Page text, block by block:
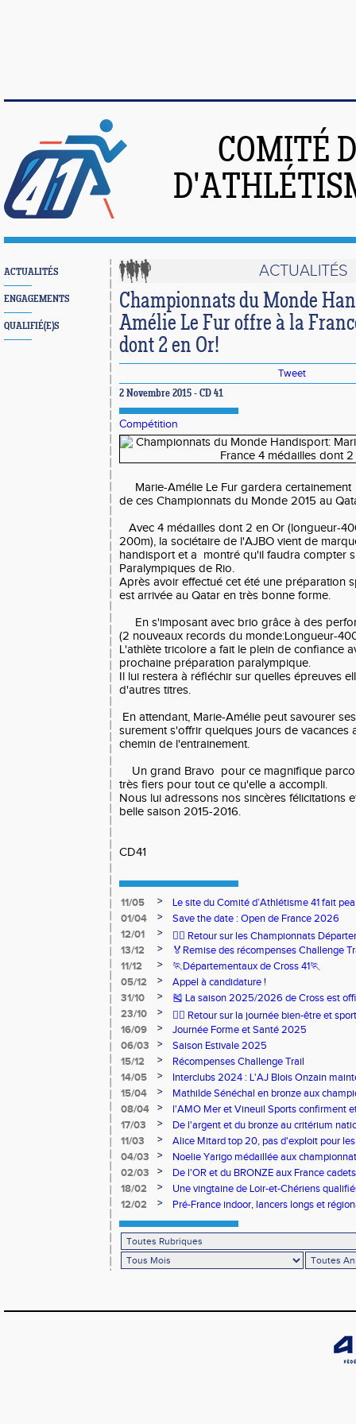
COMITÉ
ACTUALITÉS
ENGAGEMENTS
QUALIFIÉ(E)S
ACTUALITÉS
Championnats du Monde
Amélie Le Fur offre à la
dont 2 en Or!
Tweet
2 Novembre 2015 - CD 41
Compétition
Marie-Amélie Le Fur gardera
de ces Championnats du Monde 2015 au
Avec 4 médailles dont 2 en Or (longueur-
200m), la sociétaire de l'AJBO vient de
handisport et a montré qu'il faudra compter
Paralympiques de Rio.
Après avoir effectué cet été une préparation
est arrivée au Qatar en très bonne forme.
En s'imposant avec brio grâce à des
(2 nouveaux records du monde:Longueur-
L'athlète tricolore a fait le plein de confiance
prochaine préparation paralympique.
Il lui restera à réfléchir sur quelles épreuves
d'autres titres.
En attendant, Marie-Amélie peut savourer
surement s'offrir quelques jours de vacances
chemin de l'entrainement.
Un grand Bravo pour ce magnifique
très fiers pour tout ce qu'elle a accompli.
Nous lui adressons nos sincères félicitations
belle saison 2015-2016.
CD41
11/05 >
Le site du Comité d’Athlétisme 41 fait
01/04
>
Save the date : Open de France 2026
12/01
>
🏃‍♂️ Retour sur les Championnats
13/12
>
🏅Remise des récompenses Challenge
11/12
>
🏃Départementaux de Cross 41🏃
05/12
>
Appel à candidature !
31/10
>
🎽 La saison 2025/2026 de Cross est
23/10
>
🧘‍♀️ Retour sur la journée bien-être et
16/09
>
Journée Forme et Santé 2025
06/03
>
Saison Estivale 2025
15/12
>
Récompenses Challenge Trail
14/05
>
Interclubs 2024 : L'AJ Blois Onzain
Romorantin en N2B
15/04 >
Mathilde Sénéchal en bronze aux
08/04
>
l'AMO Mer et Vineuil Sports confirment
benjamins
17/03 >
De l'argent et du bronze au critérium
11/03
>
Alice Mitard top 20, pas d'exploit pour
04/03
>
Noelie Yarigo médaillée aux
02/03
>
De l'OR et du BRONZE aux France
18/02
>
Une vingtaine de Loir-et-Chériens
12/02
> Pré-France indoor, lancers longs et